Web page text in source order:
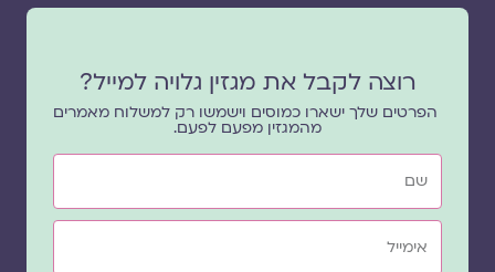
רוצה לקבל את מגזין גלויה למייל?
הפרטים שלך ישארו כמוסים וישמשו רק למשלוח מאמרים
מהמגזין מפעם לפעם.
שם
אימייל